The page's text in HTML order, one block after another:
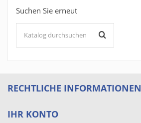
Suchen Sie erneut
RECHTLICHE INFORMATIONEN
IHR KONTO